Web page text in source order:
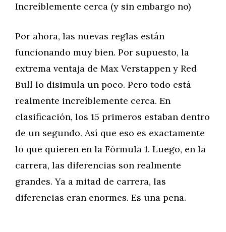
Increíblemente cerca (y sin embargo no)
Por ahora, las nuevas reglas están
funcionando muy bien. Por supuesto, la
extrema ventaja de Max Verstappen y Red
Bull lo disimula un poco. Pero todo está
realmente increíblemente cerca. En
clasificación, los 15 primeros estaban dentro
de un segundo. Así que eso es exactamente
lo que quieren en la Fórmula 1. Luego, en la
carrera, las diferencias son realmente
grandes. Ya a mitad de carrera, las
diferencias eran enormes. Es una pena.